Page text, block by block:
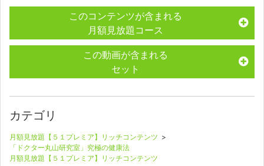
このコンテンツが含まれる
月額見放題コース
この動画が含まれる
セット
カテゴリ
月額見放題【５１プレミア】リッチコンテンツ >
「ドクター丸山研究室」究極の健康法
月額見放題【５１プレミア】リッチコンテンツ